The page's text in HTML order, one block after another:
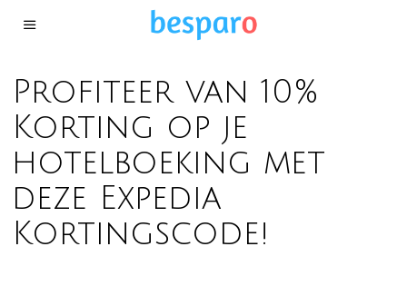
Profiteer van 10%
Korting op je
hotelboeking met
deze Expedia
Kortingscode!